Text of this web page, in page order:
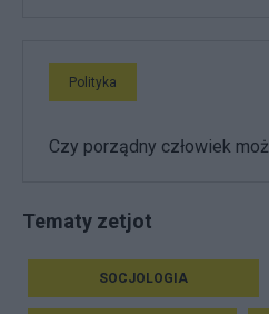
Polityka
Czy porządny człowiek
Tematy zetjot
SOCJOLOGIA